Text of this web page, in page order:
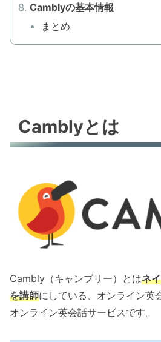
Camblyの基本情報
まとめ
Camblyとは
Cambly（キャンブリー）とはネ
を講師にしている、オンライン英
オンライン英会話サービスです。